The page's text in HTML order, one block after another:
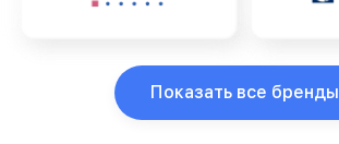
Показать все бренды